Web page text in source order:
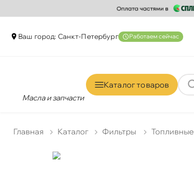
аш город: Санкт-Петербур Работаем сейчас
Масла и запчасти
Каталог товаро
Главная Катало Фильтры Топливные